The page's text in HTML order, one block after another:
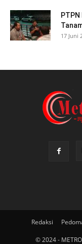
17 Juni
Redaksi
© 2024 -